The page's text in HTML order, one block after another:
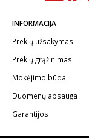
INFORMACIJA
Prekių užsakymas
Prekių grąžinimas
Mokėjimo būdai
Duomenų apsauga
Garantijos